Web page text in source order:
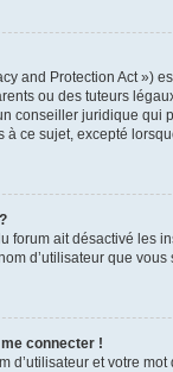
and Protection Act »)
ou des tuteurs
conseiller juridique qui
ce sujet, excepté
forum ait désactivé
d’utilisateur que
connecter !
d’utilisateur et votre